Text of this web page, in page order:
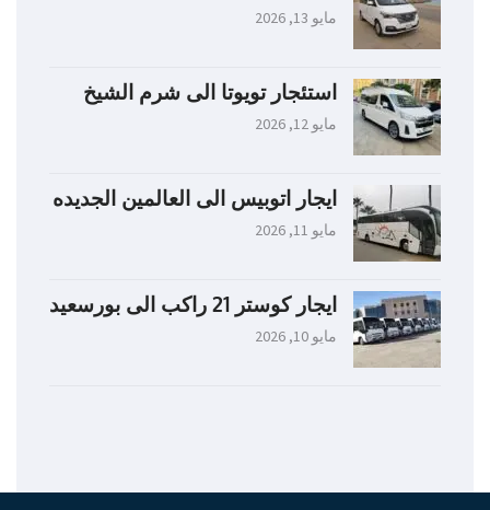
مايو 13, 2026
استئجار تويوتا الى شرم الشيخ
مايو 12, 2026
ايجار اتوبيس الى العالمين الجديده
مايو 11, 2026
ايجار كوستر 21 راكب الى بورسعيد
مايو 10, 2026